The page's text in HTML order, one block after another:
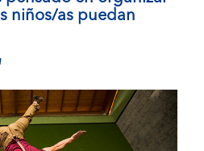
niños/as puedan